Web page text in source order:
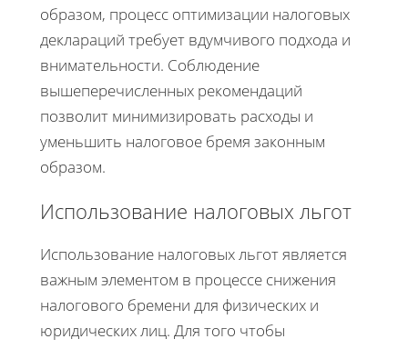
образом, процесс оптимизации налоговых
деклараций требует вдумчивого подхода и
внимательности. Соблюдение
вышеперечисленных рекомендаций
позволит минимизировать расходы и
уменьшить налоговое бремя законным
образом.
Использование налоговых льгот
Использование налоговых льгот является
важным элементом в процессе снижения
налогового бремени для физических и
юридических лиц. Для того чтобы